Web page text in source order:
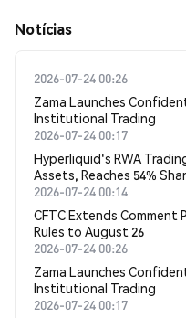
​​Notícias​​
2026-07-24 00:26
Zama Launches
Institutional Trading
2026-07-24 00:17
Hyperliquid's RWA
Assets, Reaches 54%
2026-07-24 00:14
CFTC Extends Comment
Rules to August 26
2026-07-24 00:26
Zama Launches
Institutional Trading
2026-07-24 00:17